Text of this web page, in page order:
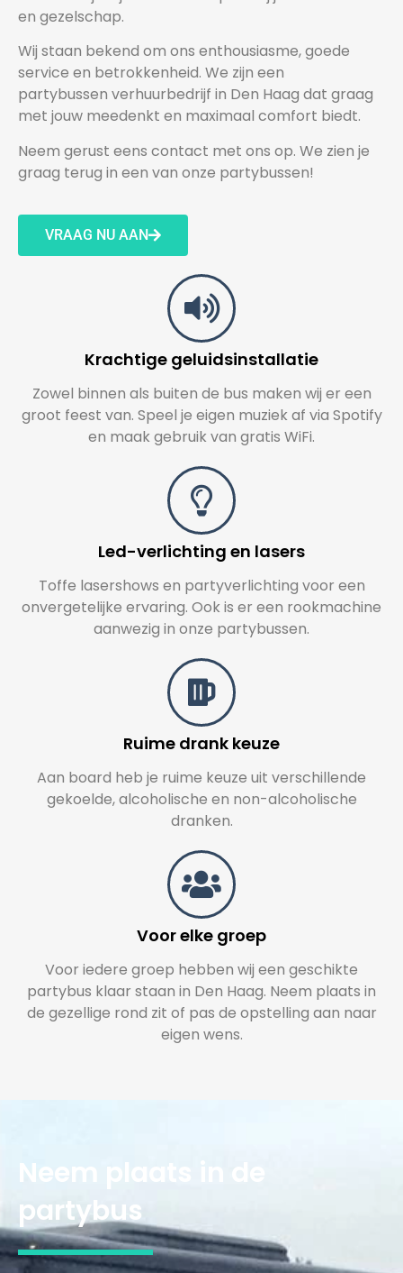
en gezelschap.
Wij staan bekend om ons enthousiasme, goede
service en betrokkenheid. We zijn een
partybussen verhuurbedrijf in Den Haag dat graag
met jouw meedenkt en maximaal comfort biedt.
Neem gerust eens contact met ons op. We zien je
graag terug in een van onze partybussen!
VRAAG NU AAN
Krachtige geluidsinstallatie
Zowel binnen als buiten de bus maken wij er een
groot feest van. Speel je eigen muziek af via Spotify
en maak gebruik van gratis WiFi.
Led-verlichting en lasers
Toffe lasershows en partyverlichting voor een
onvergetelijke ervaring. Ook is er een rookmachine
aanwezig in onze partybussen.
Ruime drank keuze
Aan board heb je ruime keuze uit verschillende
gekoelde, alcoholische en non-alcoholische
dranken.
Voor elke groep
Voor iedere groep hebben wij een geschikte
partybus klaar staan in Den Haag. Neem plaats in
de gezellige rond zit of pas de opstelling aan naar
eigen wens.
Neem plaats in de
partybus